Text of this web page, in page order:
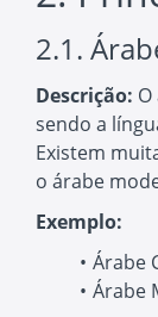
2.1.
Descrição:
sendo a
Existem
o árabe
Exemplo:
Árabe
Árabe